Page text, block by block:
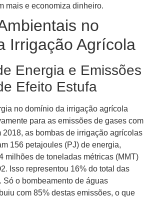
mais e economiza dinheiro.
no
Irrigação Agrícola
Energia e Emissões
Efeito Estufa
no domínio da irrigação agrícola
para as emissões de gases com
2018, as bombas de irrigação agrícolas
156 petajoules (PJ) de energia,
milhões de toneladas métricas (MMT)
Isso representou 16% do total das
Só o bombeamento de águas
com 85% destas emissões, o que